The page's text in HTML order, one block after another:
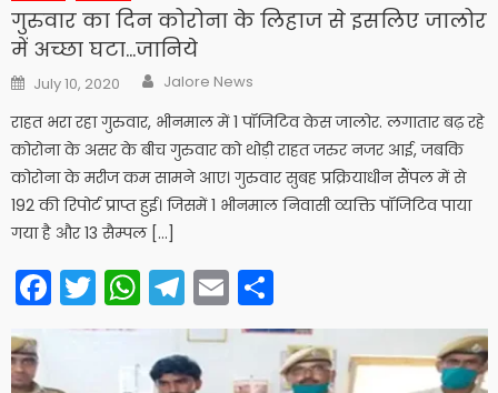
गुरुवार का दिन कोरोना के लिहाज से इसलिए जालोर
में अच्छा घटा…जानिये
Posted
on
July 10, 2020 Author
Jalore News
राहत भरा रहा गुरुवार, भीनमाल में 1 पॉजिटिव केस जालोर. लगातार बढ़ रहे
कोरोना के असर के बीच गुरुवार को थोड़ी राहत जरुर नजर आई, जबकि
कोरोना के मरीज कम सामने आए। गुरुवार सुबह प्रक्रियाधीन सैंपल में से
192 की रिपोर्ट प्राप्त हुई। जिसमें 1 भीनमाल निवासी व्यक्ति पॉजिटिव पाया
गया है और 13 सैम्पल […]
Facebook
Twitter
WhatsApp
Telegram
Email